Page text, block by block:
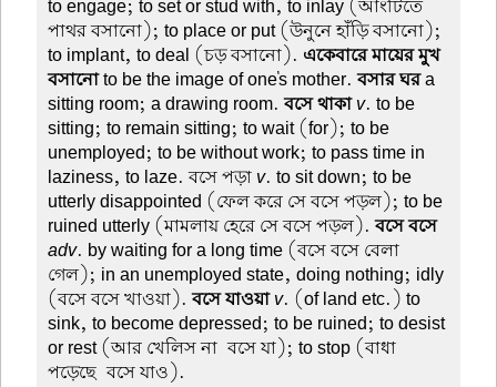
to engage; to set or stud with, to inlay (আংটিতে
পাথর বসানো); to place or put (উনুনে হাঁড়ি বসানো);
to implant, to deal (চড় বসানো). একেবারে মায়ের মুখ
বসানোto be the image of one's mother.বসার ঘরa
sitting room; a drawing room.বসে থাকা v. to be
sitting; to remain sitting; to wait (for); to be
unemployed; to be without work; to pass time in
laziness, to laze. বসে পড়া v. to sit down; to be
utterly disappointed (ফেল করে সে বসে পড়ল); to be
ruined utterly (মামলায় হেরে সে বসে পড়ল).বসে বসে
adv. by waiting for a long time (বসে বসে বেলা
গেল); in an unemployed state, doing nothing; idly
(বসে বসে খাওয়া).বসে যাওয়া v. (of land etc.) to
sink, to become depressed; to be ruined; to desist
or rest (আর খেলিস না-বসে যা); to stop (বাধা
পড়েছে-বসে যাও).